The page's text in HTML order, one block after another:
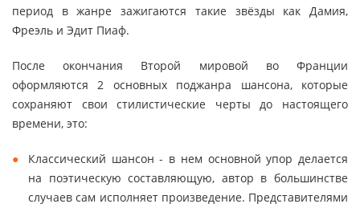
период в жанре зажигаются такие звёзды как Дамия,
Фреэль и Эдит Пиаф.
После окончания Второй мировой во Франции
оформляются 2 основных поджанра шансона, которые
сохраняют свои стилистические черты до настоящего
времени, это:
Классический шансон - в нем основной упор делается
на поэтическую составляющую, автор в большинстве
случаев сам исполняет произведение. Представителями